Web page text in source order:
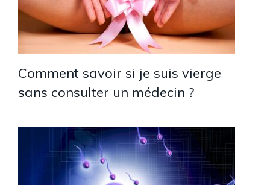
Comment savoir si je suis vierge
sans consulter un médecin ?